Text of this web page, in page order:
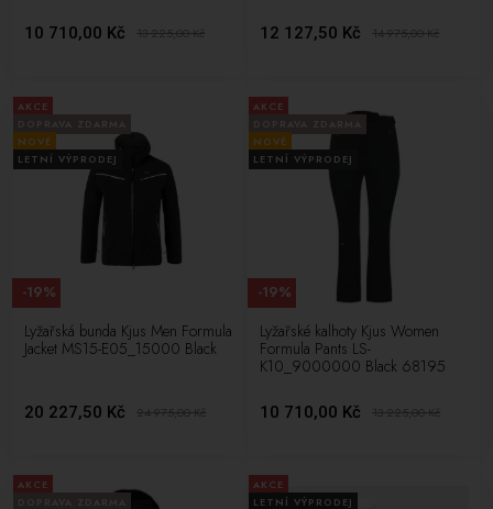
10 710,00 Kč 13 225,00Kč 12 127,50 Kč 14 975,00Kč
AKCE
NOVÉ
LETNÍ VÝPRODEJ
Lyžařská bunda Kjus Men Formula
Jacket MS15-E05_15000 Black
20 227,50 Kč 24 975,00Kč
-19%
AKCE
NOVÉ
LETNÍ VÝPRODEJ
Lyžařské kalhoty Kjus Women
Formula Pants LS-
K10_9000000 Black 68195
10 710,00 Kč 13 225,00Kč
-19%
AKCE
AKCE
LETNÍ VÝPRODEJ